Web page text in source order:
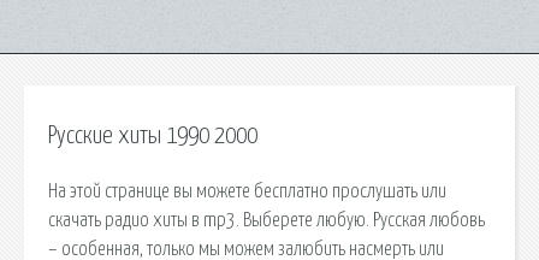
Русские хиты 1990 2000
На этой странице вы можете бесплатно прослушать или
скачать радио хиты в mp3. Выберете любую. Русская любовь
– особенная, только мы можем залюбить насмерть или